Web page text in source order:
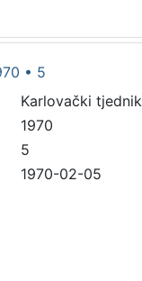
• 5
Karlovački tjednik
1970
5
1970-02-05